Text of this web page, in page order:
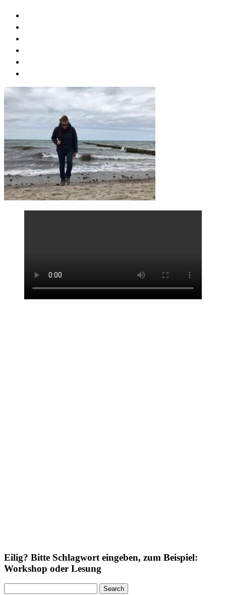
Eilig? Bitte Schlagwort eingeben, zum Beispiel:
Workshop oder Lesung